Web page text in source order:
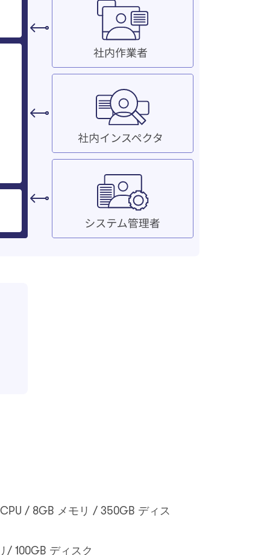
/ 8GB メモリ / 350GB ディス
/ 100GB ディスク